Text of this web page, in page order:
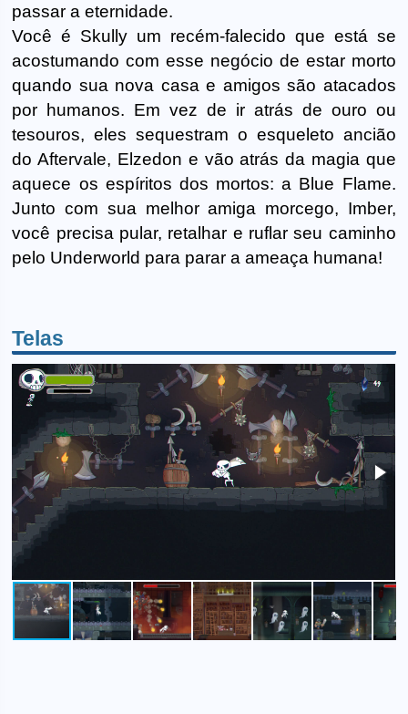
passar a eternidade.
Você é Skully um recém-falecido que está se
acostumando com esse negócio de estar morto
quando sua nova casa e amigos são atacados
por humanos. Em vez de ir atrás de ouro ou
tesouros, eles sequestram o esqueleto ancião
do Aftervale, Elzedon e vão atrás da magia que
aquece os espíritos dos mortos: a Blue Flame.
Junto com sua melhor amiga morcego, Imber,
você precisa pular, retalhar e ruflar seu caminho
pelo Underworld para parar a ameaça humana!
Telas